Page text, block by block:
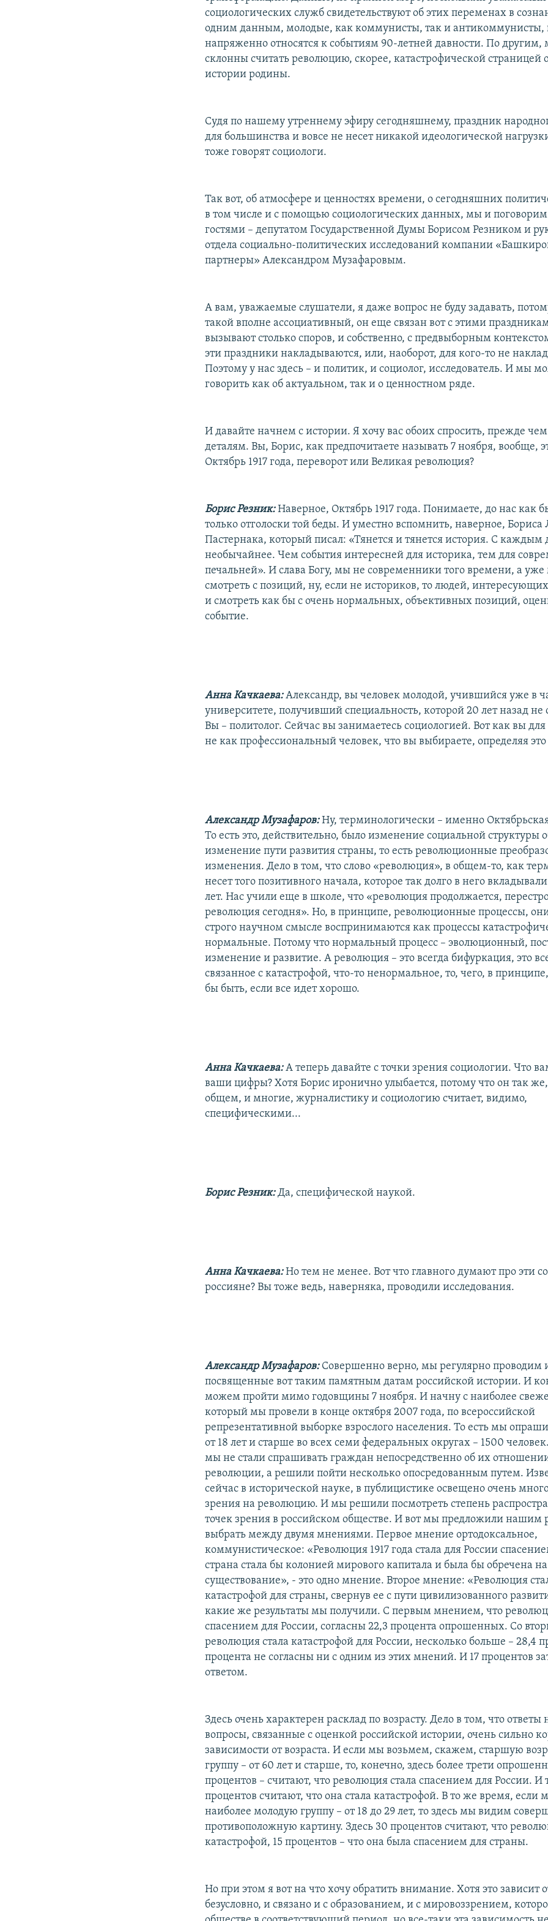
социологических служб свидетельствуют об этих переменах в
одним данным, молодые, как коммунисты, так и антикоммунисты,
напряженно относятся к событиям 90-летней давности. По другим,
склонны считать революцию, скорее, катастрофической страницей
истории родины.
Судя по нашему утреннему эфиру сегодняшнему, праздник
для большинства и вовсе не несет никакой идеологической
тоже говорят социологи.
Так вот, об атмосфере и ценностях времени, о сегодняшних
в том числе и с помощью социологических данных, мы и
гостями – депутатом Государственной Думы Борисом Резником и
отдела социально-политических исследований компании
партнеры» Александром Музафаровым.
А вам, уважаемые слушатели, я даже вопрос не буду задавать,
такой вполне ассоциативный, он еще связан вот с этими
вызывают столько споров, и собственно, с предвыборным
эти праздники накладываются, или, наоборот, для кого-то не
Поэтому у нас здесь – и политик, и социолог, исследователь. И мы
говорить как об актуальном, так и о ценностном ряде.
И давайте начнем с истории. Я хочу вас обоих спросить, прежде
деталям. Вы, Борис, как предпочитаете называть 7 ноября, вообще,
Октябрь 1917 года, переворот или Великая революция?
Борис Резник: Наверное, Октябрь 1917 года. Понимаете, до нас как
только отголоски той беды. И уместно вспомнить, наверное,
Пастернака, который писал: «Тянется и тянется история. С каждым
необычайнее. Чем события интересней для историка, тем для
печальней». И слава Богу, мы не современники того времени, а
смотреть с позиций, ну, если не историков, то людей,
и смотреть как бы с очень нормальных, объективных позиций,
событие.
Анна Качкаева:Александр, вы человек молодой, учившийся уже в
университете, получивший специальность, которой 20 лет назад не
Вы – политолог. Сейчас вы занимаетесь социологией. Вот как вы для
не как профессиональный человек, что вы выбираете, определяя это
Александр Музафаров:Ну, терминологически – именно
То есть это, действительно, было изменение социальной структуры
изменение пути развития страны, то есть революционные
изменения. Дело в том, что слово «революция», в общем-то, как
несет того позитивного начала, которое так долго в него
лет. Нас учили еще в школе, что «революция продолжается,
революция сегодня». Но, в принципе, революционные процессы, они
строго научном смысле воспринимаются как процессы
нормальные. Потому что нормальный процесс – эволюционный,
изменение и развитие. А революция – это всегда бифуркация, это
связанное с катастрофой, что-то ненормальное, то, чего, в
бы быть, если все идет хорошо.
Анна Качкаева:А теперь давайте с точки зрения социологии. Что
ваши цифры? Хотя Борис иронично улыбается, потому что он так
общем, и многие, журналистику и социологию считает, видимо,
специфическими...
Борис Резник:Да, специфической наукой.
Анна Качкаева:Но тем не менее. Вот что главного думают про эти
россияне? Вы тоже ведь, наверняка, проводили исследования.
Александр Музафаров: Совершенно верно, мы регулярно проводим
посвященные вот таким памятным датам российской истории. И
можем пройти мимо годовщины 7 ноября. И начну с наиболее
который мы провели в конце октября 2007 года, по всероссийской
репрезентативной выборке взрослого населения. То есть мы
от 18 лет и старше во всех семи федеральных округах – 1500
мы не стали спрашивать граждан непосредственно об их
революции, а решили пойти несколько опосредованным путем.
сейчас в исторической науке, в публицистике освещено очень
зрения на революцию. И мы решили посмотреть степень
точек зрения в российском обществе. И вот мы предложили нашим
выбрать между двумя мнениями. Первое мнение ортодоксальное,
коммунистическое: «Революция 1917 года стала для России
страна стала бы колонией мирового капитала и была бы обречена на
существование», - это одно мнение. Второе мнение: «Революция
катастрофой для страны, свернув ее с пути цивилизованного
какие же результаты мы получили. С первым мнением, что
спасением для России, согласны 22,3 процента опрошенных. Со
революция стала катастрофой для России, несколько больше – 28,4
процента не согласны ни с одним из этих мнений. И 17 процентов
ответом.
Здесь очень характерен расклад по возрасту. Дело в том, что ответы
вопросы, связанные с оценкой российской истории, очень сильно
зависимости от возраста. И если мы возьмем, скажем, старшую
группу – от 60 лет и старше, то, конечно, здесь более трети
процентов – считают, что революция стала спасением для России. И
процентов считают, что она стала катастрофой. В то же время, если
наиболее молодую группу – от 18 до 29 лет, то здесь мы видим
противоположную картину. Здесь 30 процентов считают, что
катастрофой, 15 процентов – что она была спасением для страны.
Но при этом я вот на что хочу обратить внимание. Хотя это зависит
безусловно, и связано и с образованием, и с мировоззрением,